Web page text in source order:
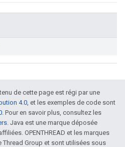
de cette page est régi par une
4.0, et les exemples de code sont
. Pour en savoir plus, consultez les
. Java est une marque déposée
OPENTHREAD et les marques
Group et sont utilisées sous